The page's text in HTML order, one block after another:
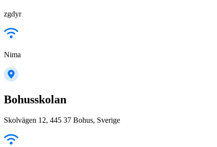
zgdyr
Nima
Bohusskolan
Skolvägen 12, 445 37 Bohus, Sverige